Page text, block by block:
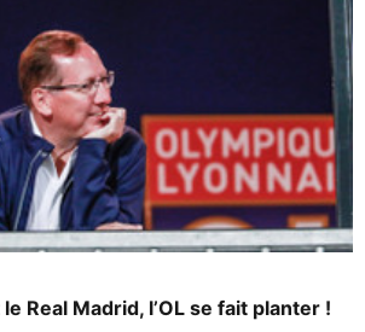
Real Madrid, l’OL se fait planter !